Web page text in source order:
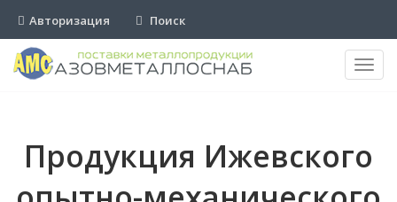
Авторизация Поиск
Продукция Ижевского